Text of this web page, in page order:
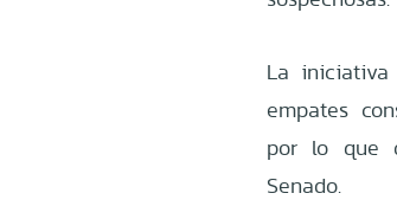
La
empates
por lo que
Senado.